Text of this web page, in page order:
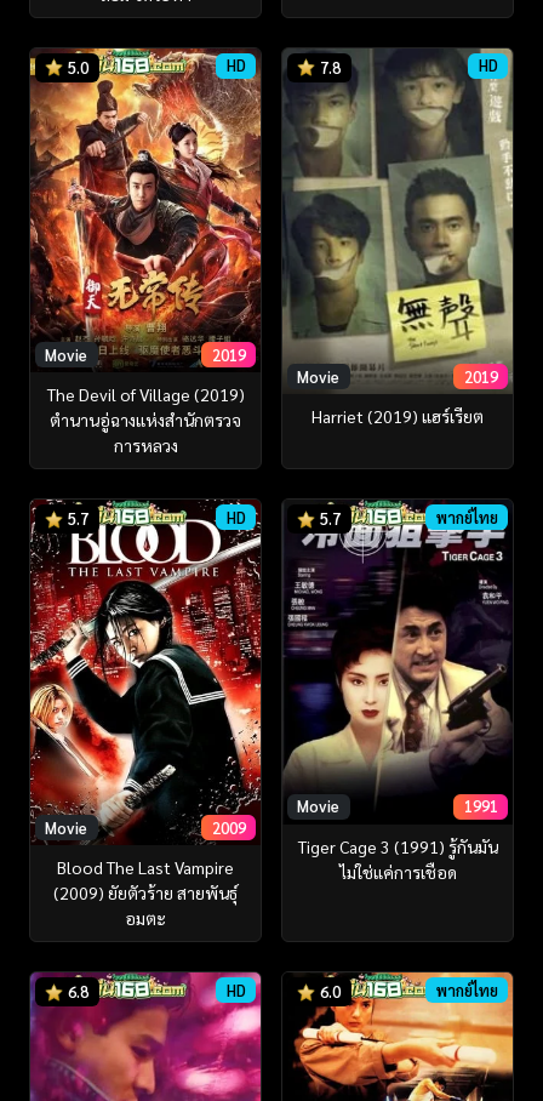
5.0 HD
Movie 2019
The Devil of Village (2019)
ตำนานอู่ฉางแห่งสำนักตรวจ
การหลวง
7.8 HD
Movie 2019
Harriet (2019) แฮร์เรียต
5.7 HD
Movie 2009
Blood The Last Vampire
(2009) ยัยตัวร้าย สายพันธุ์
อมตะ
5.7 พากย์ไทย
Movie 1991
Tiger Cage 3 (1991) รู้กันมัน
ไม่ใช่แค่การเชือด
6.8 HD 6.0 พากย์ไทย